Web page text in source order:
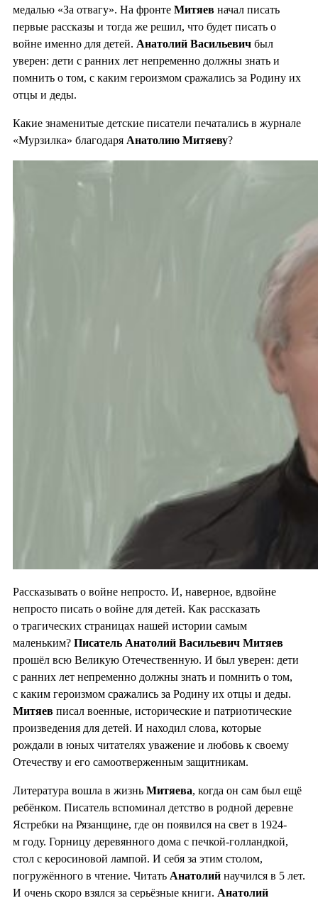
медалью «За отвагу». На фронте Митяев начал писать
первые рассказы и тогда же решил, что будет писать о
войне именно для детей. Анатолий Васильевич был
уверен: дети с ранних лет непременно должны знать и
помнить о том, с каким героизмом сражались за Родину их
отцы и деды.
Какие знаменитые детские писатели печатались в журнале
«Мурзилка» благодаря Анатолию Митяеву?
Рассказывать о войне непросто. И, наверное, вдвойне
непросто писать о войне для детей. Как рассказать
о трагических страницах нашей истории самым
маленьким? Писатель Анатолий Васильевич Митяев
прошёл всю Великую Отечественную. И был уверен: дети
с ранних лет непременно должны знать и помнить о том,
с каким героизмом сражались за Родину их отцы и деды.
Митяев писал военные, исторические и патриотические
произведения для детей. И находил слова, которые
рождали в юных читателях уважение и любовь к своему
Отечеству и его самоотверженным защитникам.
Литература вошла в жизнь Митяева, когда он сам был ещё
ребёнком. Писатель вспоминал детство в родной деревне
Ястребки на Рязанщине, где он появился на свет в 1924-
м году. Горницу деревянного дома с печкой-голландкой,
стол с керосиновой лампой. И себя за этим столом,
погружённого в чтение. Читать Анатолий научился в 5 лет.
И очень скоро взялся за серьёзные книги. Анатолий